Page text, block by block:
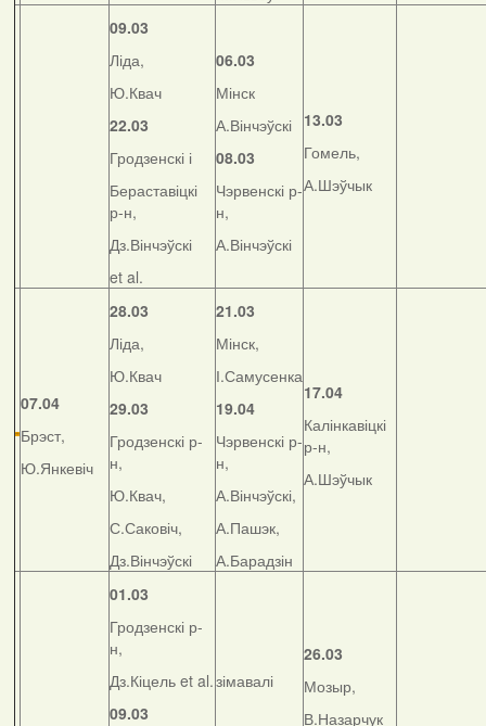
09.03
Ліда,
Ю.Квач
22.03
Гродзенскі і
Бераставіцкі
р-н,
Дз.Вінчэўскі
et al.
06.03
Мінск
А.Вінчэўскі
08.03
Чэрвенскі р-
н,
А.Вінчэўскі
13.03
Гомель,
А.Шэўчык
07.04
Брэст,
Ю.Янкевіч
28.03
Ліда,
Ю.Квач
29.03
Гродзенскі р-
н,
Ю.Квач,
С.Саковіч,
Дз.Вінчэўскі
21.03
Мінск,
І.Самусенка
19.04
Чэрвенскі р-
н,
А.Вінчэўскі,
А.Пашэк,
А.Барадзін
17.04
Калінкавіцкі
р-н,
А.Шэўчык
01.03
Гродзенскі р-
н,
Дз.Кіцель et al.
09.03
зімавалі
26.03
Мозыр,
В.Назарчук